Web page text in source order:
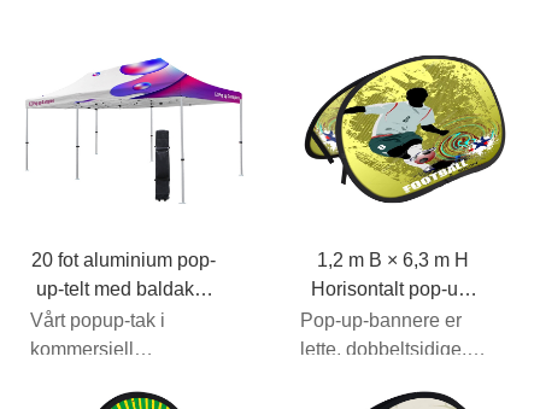
denne fjærbelastede
asfalten...
10' fotp...
20 fot aluminium pop-
up-telt med baldakin
E25A05
Vårt popup-tak i
kommersiell
1,2 m B × 6,3 m H
Horisontalt pop-up-
banner EM-03A1
Pop-up-bannere er
lette, dobbeltsidige,